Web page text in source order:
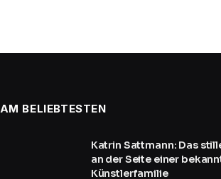
AM BELIEBTESTEN
Katrin Sattmann: Das
an der Seite einer
Künstlerfamilie